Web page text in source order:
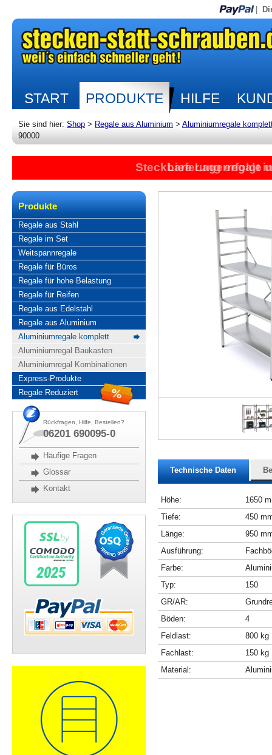
START PRODUKTE HILFE
Sie sind hier: Shop > Regale aus Aluminium > Aluminiumregale
90000
Steckbare Lagerregale
Lieferung erfolgt
Produkte
Regale aus Stahl
Regale im Set
Weitspannregale
Regale für Büros
Regale für hohe Belastung
Regale für Reifen
Regale aus Edelstahl
Regale aus Aluminium
Aluminiumregale komplett
Aluminiumregal Baukasten
Aluminiumregal Kombinationen
Express-Produkte
Regale Reduziert
Rückfragen, Hilfe, Bestellen?
06201 690095-0
Häufige Fragen
Glossar
Kontakt
Technische Daten
Höhe:
1650
Tiefe:
450
Länge:
950
Ausführung:
Farbe:
Typ:
150
GR/AR:
Böden:
4
Feldlast:
800 kg
Fachlast:
150 kg
Material: